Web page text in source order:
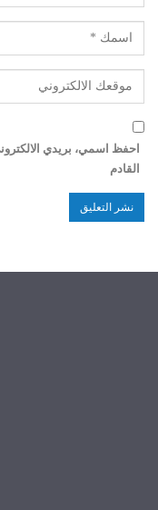
احفظ اسمي، بريدي
القادم